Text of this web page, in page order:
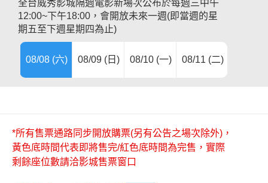
全台威秀影城隔週電影新場次公布於每週三中午
12:00~下午18:00，會開放未來一週(即當週的星
期五至下週星期四為止)
08/08 (六) 08/09 (日) 08/10 (一) 08/11 (二)
*所有售票通路同步開放購票(另有公告之場次除外)，
黃色底時間代表即將售完/紅色底時間為完售，實際
剩餘座位數請洽影城售票窗口